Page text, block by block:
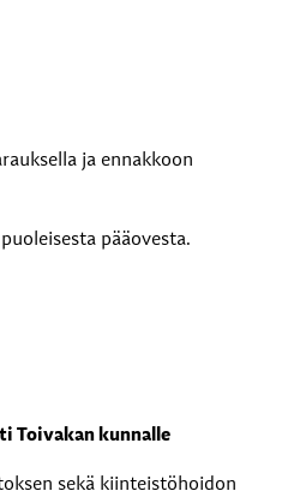
ja ennakkoon
pääovesta.
Toivakan kunnalle
sekä kiinteistöhoidon